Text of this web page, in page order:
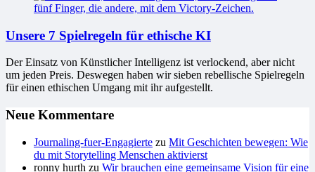
Unsere 7 Spielregeln für ethische KI
Der Einsatz von Künstlicher Intelligenz ist verlockend, aber nicht
um jeden Preis. Deswegen haben wir sieben rebellische Spielregeln
für einen ethischen Umgang mit ihr aufgestellt.
Neue Kommentare
Journaling-fuer-Engagierte zu Mit Geschichten bewegen: Wie
du mit Storytelling Menschen aktivierst
ronny hurth zu Wir brauchen eine gemeinsame Vision für eine